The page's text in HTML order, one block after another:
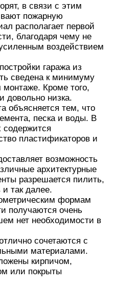
в связи с этим
пожарную
располагает первой
благодаря чему не
воздействием
гаража из
сведена к минимуму
монтаже. Кроме того,
довольно низка.
объясняется тем, что
песка и воды. В
содержится
пластификаторов и
возможность
архитектурные
разрешается пилить,
и так далее.
формам
получаются очень
нет необходимости в
сочетаются с
материалами.
кирпичом,
или покрыты